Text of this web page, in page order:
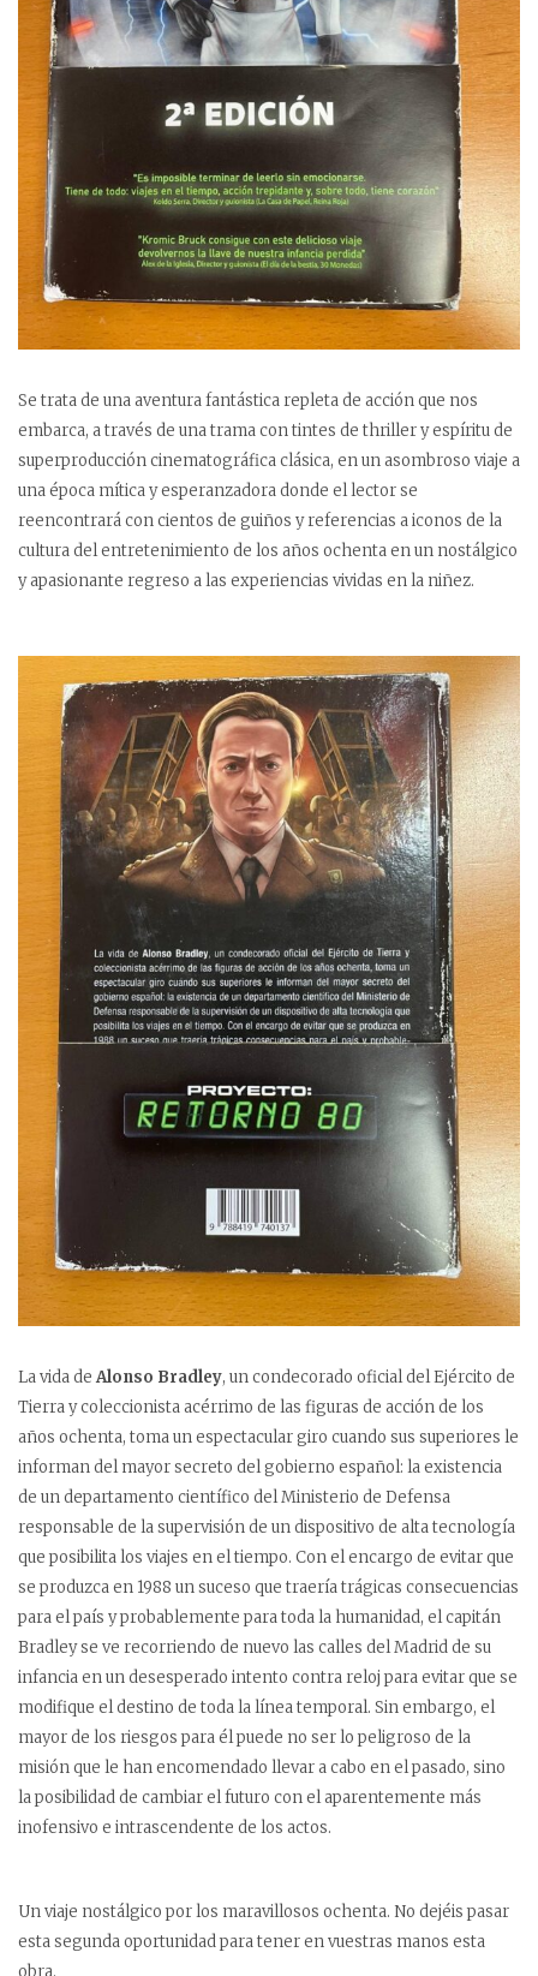
Se trata de una aventura fantástica repleta de acción que nos
embarca, a través de una trama con tintes de thriller y espíritu de
superproducción cinematográfica clásica, en un asombroso viaje a
una época mítica y esperanzadora donde el lector se
reencontrará con cientos de guiños y referencias a iconos de la
cultura del entretenimiento de los años ochenta en un nostálgico
y apasionante regreso a las experiencias vividas en la niñez.
La vida deAlonso Bradley, un condecorado oficial del Ejército de
Tierra y coleccionista acérrimo de las figuras de acción de los
años ochenta, toma un espectacular giro cuando sus superiores le
informan del mayor secreto del gobierno español: la existencia
de un departamento científico del Ministerio de Defensa
responsable de la supervisión de un dispositivo de alta tecnología
que posibilita los viajes en el tiempo. Con el encargo de evitar que
se produzca en 1988 un suceso que traería trágicas consecuencias
para el país y probablemente para toda la humanidad, el capitán
Bradley se ve recorriendo de nuevo las calles del Madrid de su
infancia en un desesperado intento contra reloj para evitar que se
modifique el destino de toda la línea temporal. Sin embargo, el
mayor de los riesgos para él puede no ser lo peligroso de la
misión que le han encomendado llevar a cabo en el pasado, sino
la posibilidad de cambiar el futuro con el aparentemente más
inofensivo e intrascendente de los actos.
Un viaje nostálgico por los maravillosos ochenta. No dejéis pasar
esta segunda oportunidad para tener en vuestras manos esta
obra.